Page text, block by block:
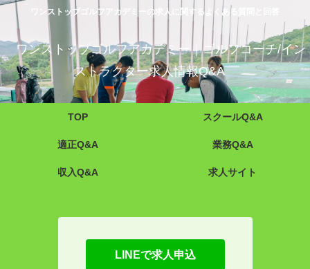
ワンストップゴルフアカデミーの求人に関するよくある質問と回答
ワンストップゴルフアカデミー｜ゴルフコーチ/イン
ストラクター求人情報Q&A
TOP スクールQ&A
適正Q&A 業務Q&A
収入Q&A 求人サイト
LINEで求人申込